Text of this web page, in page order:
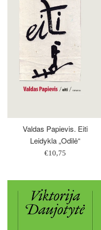
Valdas Papievis. Eiti
Leidykla „Odilė“
Įprasta
€10,75